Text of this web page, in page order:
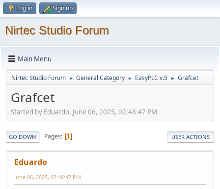
Log in Sign up
Nirtec Studio Forum
Main Menu
Nirtec Studio Forum ► General Category ► EasyPLC v.5 ► Grafcet
Grafcet
Started by Eduardo, June 06, 2025, 02:48:47 PM
GO DOWN Pages 1 USER ACTIONS
Eduardo
June 06, 2025, 02:48:47 PM